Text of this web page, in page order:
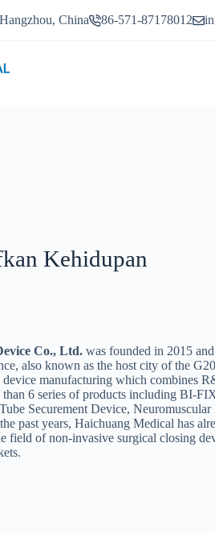
China 86-571-87178012
Kehidupan
Co., Ltd. was founded in 2015
also known as the host city of the
device manufacturing which combines
6 series of products including BI-
Securement Device,
past years, Haichuang Medical has
field of non-invasive surgical closing